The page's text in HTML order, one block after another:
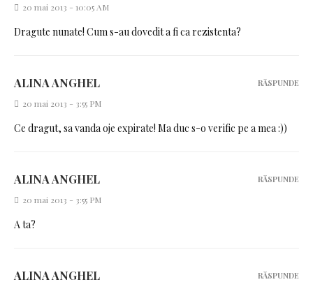
20 mai 2013 - 10:05 AM
Dragute nunate! Cum s-au dovedit a fi ca rezistenta?
ALINA ANGHEL
20 mai 2013 - 3:55 PM
Ce dragut, sa vanda oje expirate! Ma duc s-o verific pe a mea :))
RĂSPUNDE
ALINA ANGHEL
20 mai 2013 - 3:55 PM
A ta?
RĂSPUNDE
ALINA ANGHEL RĂSPUNDE